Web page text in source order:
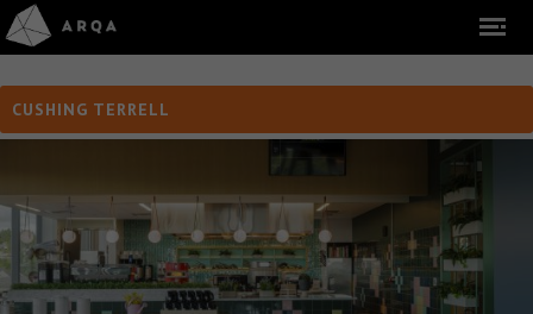
CUSHING TERRELL